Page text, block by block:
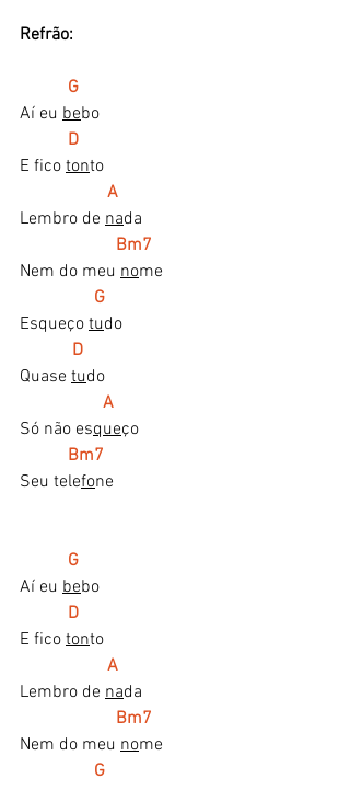
Refrão:
     G
Aí eu bebo
   D
E fico tonto
A
Lembro de nada
Bm7
Nem do meu nome
G
Esqueço tudo
D
Quase tudo
A
Só não esqueço
Bm7
Seu telefone
   G
Aí eu bebo
  D
E fico tonto
A
Lembro de nada
Bm7
Nem do meu nome
G